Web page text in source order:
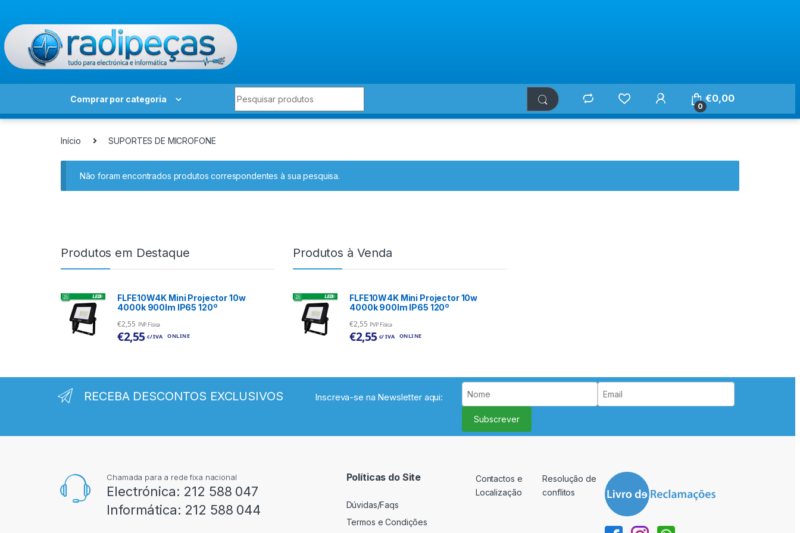
Comprar por categoria
0
€0,00
Início SUPORTES DE MICROFONE
Não foram encontrados produtos correspondentes à sua pesquisa.
Produtos em Destaque
FLFE10W4K Mini Projector 10w
4000k 900lm IP65 120º
€2,55 PVP Física
€2,55 c/ IVA ONLINE
Produtos à Venda
FLFE10W4K Mini Projector 10w
4000k 900lm IP65 120º
€2,55 PVP Física
€2,55 c/ IVA ONLINE
RECEBA DESCONTOS EXCLUSIVOS Inscreva-se na Newsletter aqui:
Subscrever
Chamada para a rede fixa nacional
Electrónica: 212 588 047
Informática: 212 588 044
Políticas do Site
Dúvidas/Faqs
Termos e Condições
Contactos e
Localização
Resolução de
conflitos